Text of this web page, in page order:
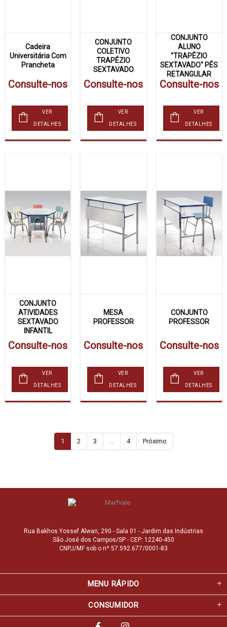
Cadeira
Universitária Com
Prancheta
Consulte-nos
VER
DETALHES
CONJUNTO
COLETIVO
TRAPÉZIO
SEXTAVADO
Consulte-nos
VER
DETALHES
CONJUNTO
ALUNO
"TRAPÉZIO
SEXTAVADO" PÉS
RETANGULAR
Consulte-nos
VER
DETALHES
CONJUNTO
ATIVIDADES
SEXTAVADO
INFANTIL
Consulte-nos
VER
DETALHES
MESA
PROFESSOR
Consulte-nos
VER
DETALHES
CONJUNTO
PROFESSOR
Consulte-nos
VER
DETALHES
1 2 3 4 Próximo
Rua Bakhos Yossef Alwan, 290 - Sala 01 - Jardim das Indústrias
São José dos Campos/SP - CEP: 12240-450
CNPJ/MF sob o nº 57.592.677/0001-83
MENU RÁPIDO
CONSUMIDOR